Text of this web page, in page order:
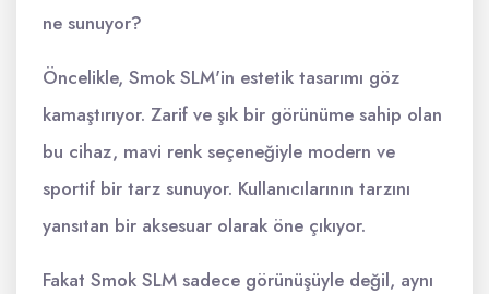
ne sunuyor?
Öncelikle, Smok SLM'in estetik tasarımı göz
kamaştırıyor. Zarif ve şık bir görünüme sahip olan
bu cihaz, mavi renk seçeneğiyle modern ve
sportif bir tarz sunuyor. Kullanıcılarının tarzını
yansıtan bir aksesuar olarak öne çıkıyor.
Fakat Smok SLM sadece görünüşüyle değil, aynı